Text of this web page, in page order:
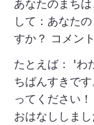
あなたのまち
して：あなた
すか？ コメン
たとえば： 'わ
ちばんすきで
ってください
おはなししま